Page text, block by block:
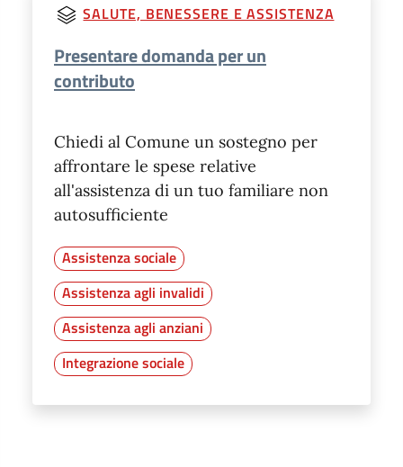
SALUTE, BENESSERE E ASSISTENZA
Presentare domanda per un
contributo
Chiedi al Comune un sostegno per
affrontare le spese relative
all'assistenza di un tuo familiare non
autosufficiente
Assistenza sociale
Assistenza agli invalidi
Assistenza agli anziani
Integrazione sociale